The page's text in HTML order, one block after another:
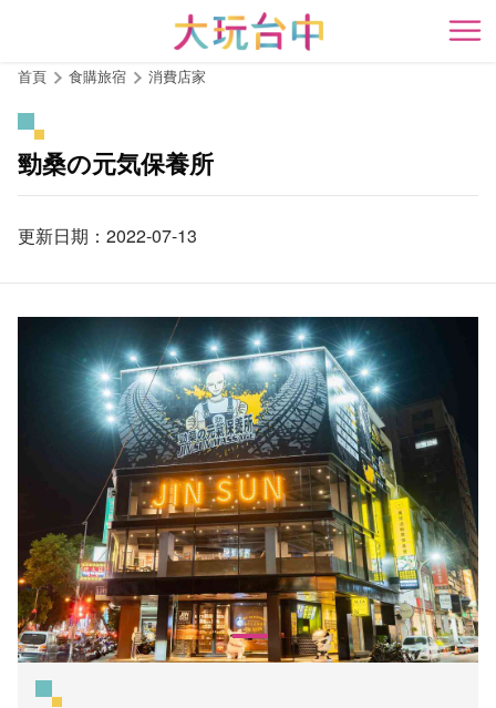
開
首頁 食購旅宿 消費店家
勁桑の元気保養所
更新日期：2022-07-13